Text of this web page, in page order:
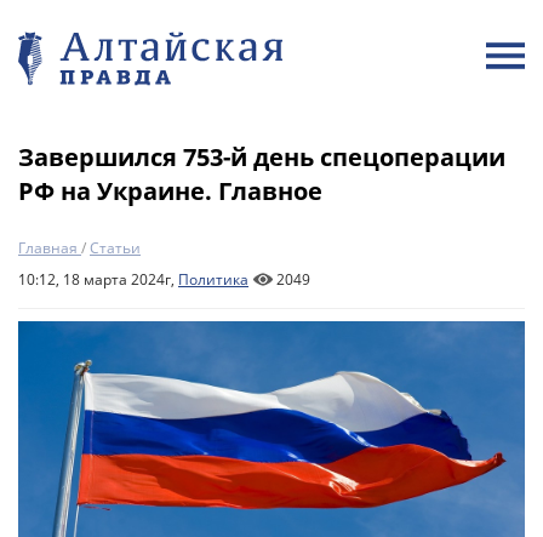
Завершился 753-й день спецоперации
РФ на Украине. Главное
Главная /Статьи
10:12, 18 марта 2024г, Политика 2049